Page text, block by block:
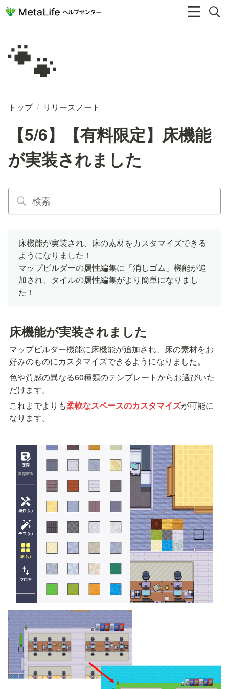
🐾
トップ / リリースノート
【5/6】【有料限定】床機能
が実装されました
床機能が実装され、床の素材をカスタマイズできる
ようになりました！
マップビルダーの属性編集に「消しゴム」機能が追
加され、タイルの属性編集がより簡単になりまし
た！
床機能が実装されました
マップビルダー機能に床機能が追加され、床の素材をお
好みのものにカスタマイズできるようになりました。
色や質感の異なる60種類のテンプレートからお選びいた
だけます。
これまでよりも柔軟なスペースのカスタマイズが可能に
なります。